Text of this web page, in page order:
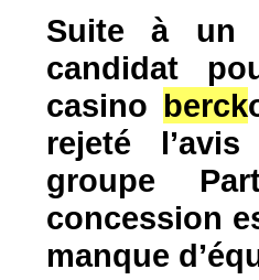
Suite à un
candidat
casino berck
rejeté
groupe
concession
manque